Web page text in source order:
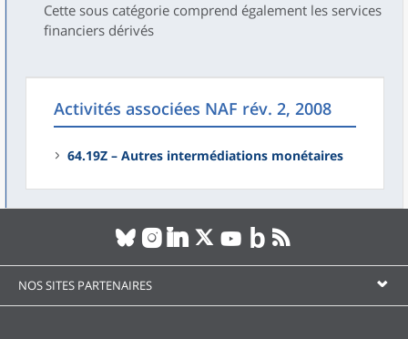
Cette sous catégorie comprend également les services
financiers dérivés
Activités associées NAF rév. 2, 2008
64.19Z – Autres intermédiations monétaires
NOS SITES PARTENAIRES